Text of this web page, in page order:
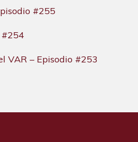
#255
#254
VAR – Episodio #253